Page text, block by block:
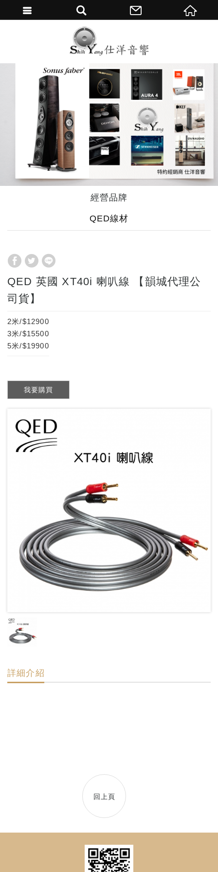
經營品牌
QED線材
QED 英國 XT40i 喇叭線 【韻城代理公
司貨】
2米/$12900
3米/$15500
5米/$19900
我要購買
詳細介紹
回上頁
繁體中文